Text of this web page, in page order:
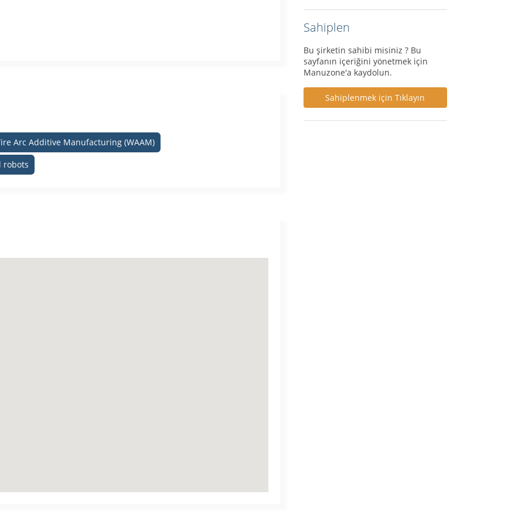
Arc Additive Manufacturing (WAAM)
robots
Sahiplen
Bu şirketin sahibi misiniz ? Bu
sayfanın içeriğini yönetmek için
Manuzone'a kaydolun.
Sahiplenmek için Tıklayın